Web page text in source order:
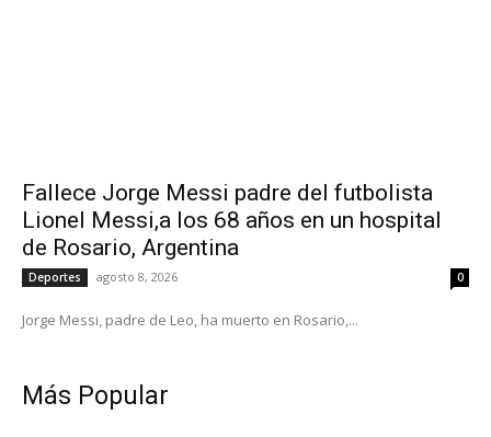
Fallece Jorge Messi padre del futbolista
Lionel Messi,a los 68 años en un hospital
de Rosario, Argentina
Deportes agosto 8, 2026 0
Jorge Messi, padre de Leo, ha muerto en Rosario,...
Más Popular